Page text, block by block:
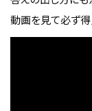
動画を見て必ず得